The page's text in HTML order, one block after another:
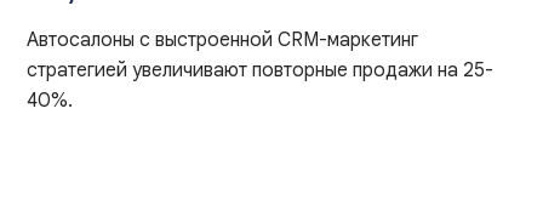
Автосалоны с выстроенной CRM-маркетинг
стратегией увеличивают повторные продажи на 25-
40%.